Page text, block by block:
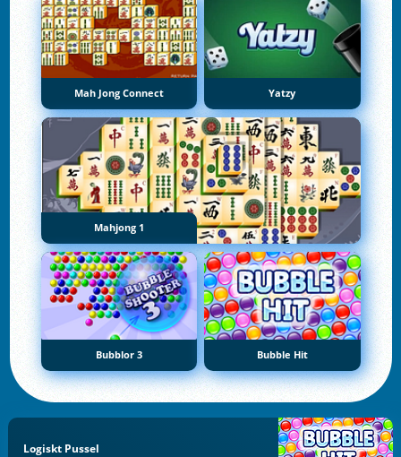
Mah Jong Connect Yatzy
Mahjong 1
Bubblor 3 Bubble Hit
Logiskt Pussel